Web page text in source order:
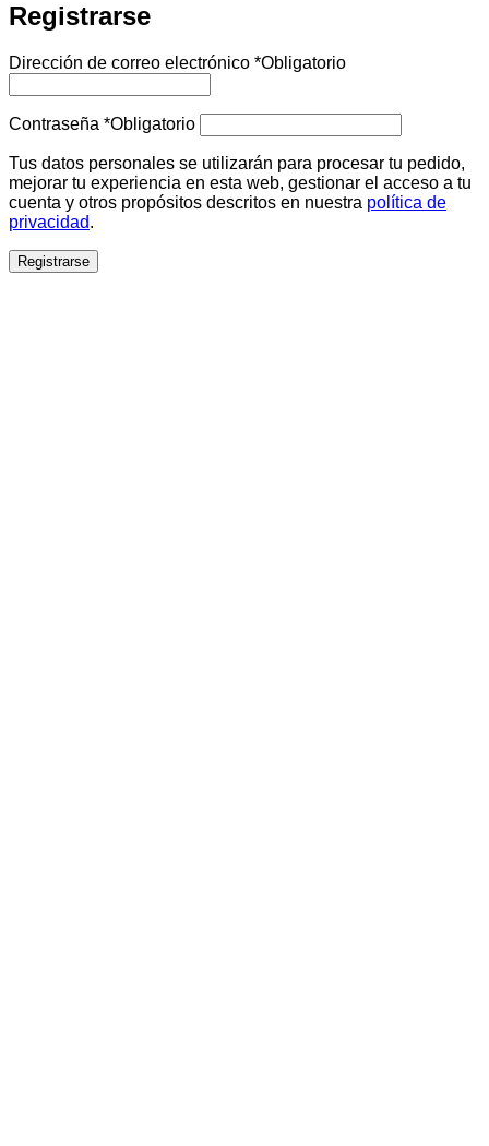
Registrarse
Dirección de correo electrónico *Obligatorio
Contraseña *Obligatorio
Tus datos personales se utilizarán para procesar tu pedido,
mejorar tu experiencia en esta web, gestionar el acceso a tu
cuenta y otros propósitos descritos en nuestra política de
privacidad.
Registrarse